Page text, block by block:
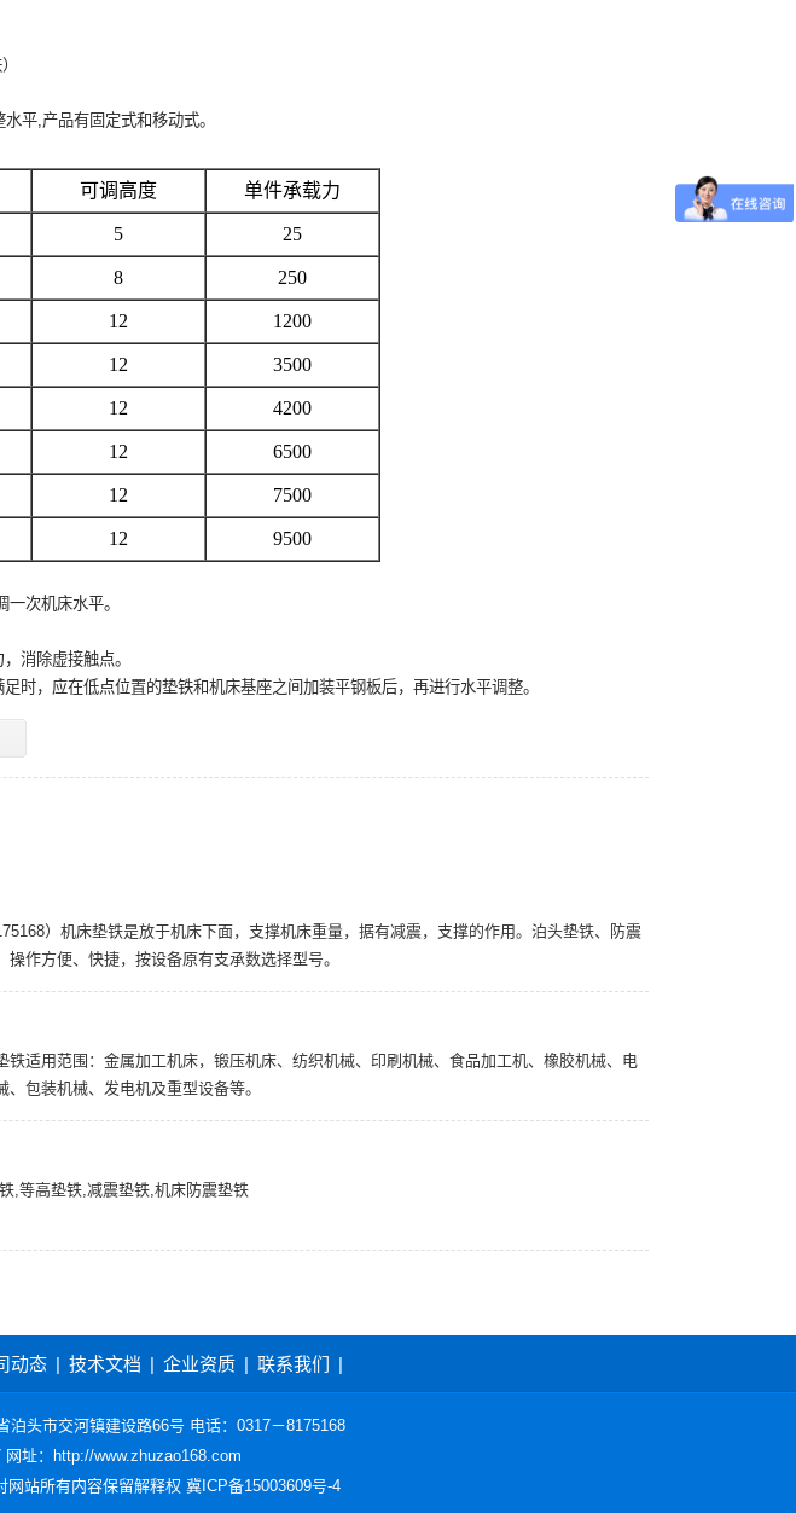
平,产品有固定式和移动式。
可调高度 单件承载力
5 25
8 250
12 1200
12 3500
12 4200
12 6500
12 7500
12 9500
次机床水平。
消除虚接触点。
时，应在低点位置的垫铁和机床基座之间加装平钢板后，再进行水平调整。
）机床垫铁是放于机床下面，支撑机床重量，据有减震，支撑的作用。泊头垫铁、防震
操作方便、快捷，按设备原有支承数选择型号。
铁适用范围：金属加工机床，锻压机床、纺织机械、印刷机械、食品加工机、橡胶机械、电
包装机械、发电机及重型设备等。
,等高垫铁,减震垫铁,机床防震垫铁
动态 | 技术文档 | 企业资质 | 联系我们 |
头市交河镇建设路66号 电话：0317－8175168
址：
http://www.zhuzao168.com
网站所有内容保留解释权 冀ICP备15003609号-4